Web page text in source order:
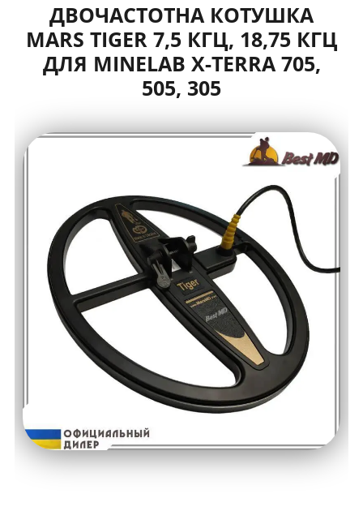
ДВОЧАСТОТНА КОТУШКА
MARS TIGER 7,5 КГЦ, 18,75 КГЦ
ДЛЯ MINELAB X-TERRA 705,
505, 305